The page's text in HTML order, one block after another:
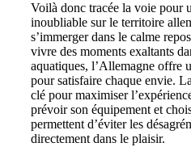
Voilà donc tracée la voie pour
inoubliable sur le territoire
s’immerger dans le calme
vivre des moments exaltants
aquatiques, l’Allemagne offre
pour satisfaire chaque envie.
clé pour maximiser
prévoir son équipement et
permettent d’éviter les
directement dans le plaisir.